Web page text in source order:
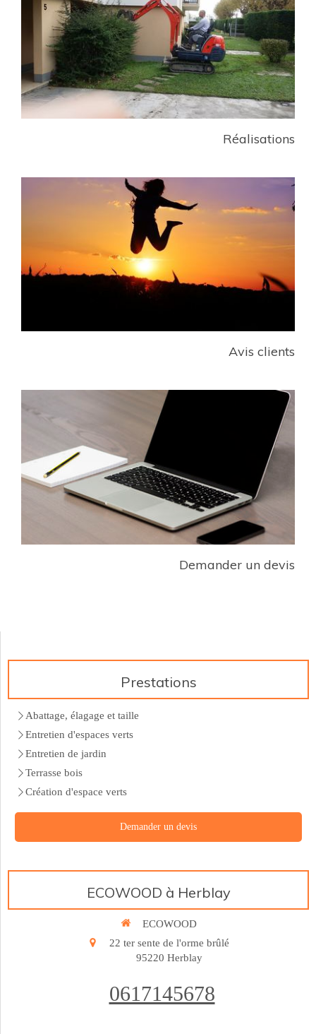
Réalisations
Avis clients
Demander un devis
Prestations
Abattage, élagage et taille
Entretien d'espaces verts
Entretien de jardin
Terrasse bois
Création d'espace verts
Demander un devis
ECOWOOD à Herblay
ECOWOOD
22 ter sente de l'orme brûlé
95220 Herblay
0617145678